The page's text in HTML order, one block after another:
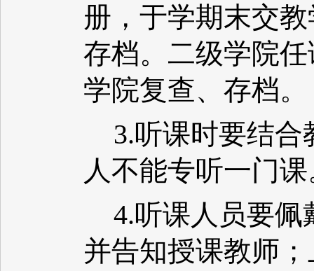
册，于学期末交
存档。二级学院
学院复查、存档。
3.听课时要结
人不能专听一门
4.听课人员要
并告知授课教师